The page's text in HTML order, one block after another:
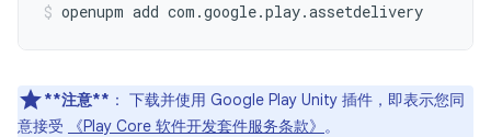
openupm add com.google.play.assetdelivery
**注意** ： 下载并使用 Google Play Unity 插件，即表示您同
意接受
《Play Core 软件开发套件服务条款》 。